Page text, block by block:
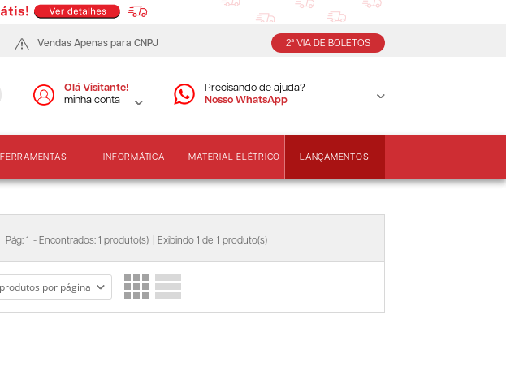
Vendas Apenas para CNPJ 2ª VIA DE BOLETOS
Olá Visitante!
minha conta
Precisando de ajuda?
Nosso WhatsApp
FERRAMENTAS INFORMÁTICA MATERIAL ELÉTRICO LANÇAMENTOS
Pág: 1 - Encontrados: 1 produto(s) | Exibindo 1 de 1 produto(s)